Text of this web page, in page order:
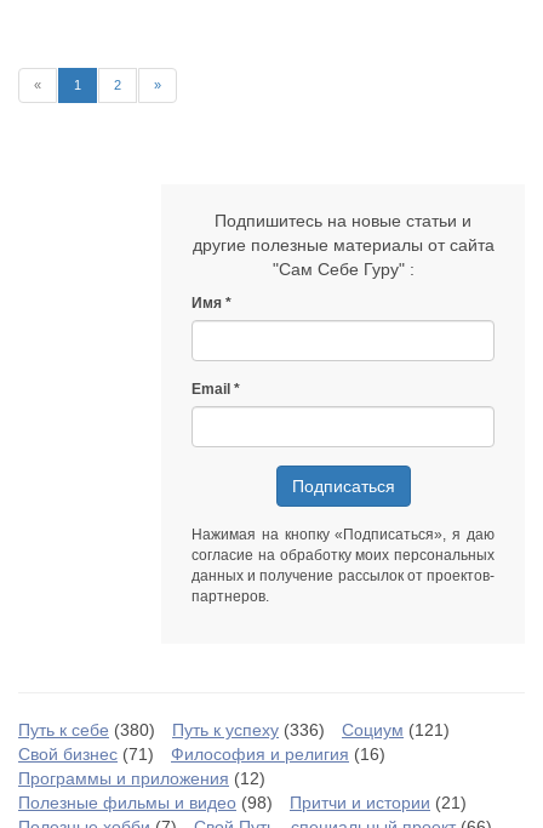
« 1 2 »
Подпишитесь на новые статьи и
другие полезные материалы от сайта
"Сам Себе Гуру" :
Имя
Email
Подписаться
Нажимая на кнопку «Подписаться», я даю
согласие на обработку моих персональных
данных и получение рассылок от проектов-
партнеров.
Путь к себе (380) Путь к успеху (336) Социум (121)
Свой бизнес (71) Философия и религия (16)
Программы и приложения (12)
Полезные фильмы и видео (98) Притчи и истории (21)